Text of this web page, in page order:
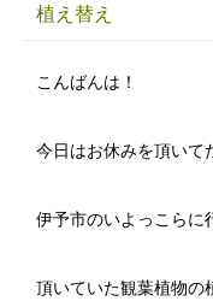
植え替え
こんばんは！
今日はお休みを頂いて
伊予市のいよっこらに
頂いていた観葉植物の